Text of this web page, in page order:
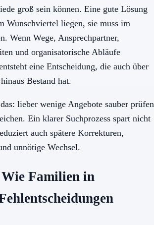
groß sein können. Eine gute Lösung
Wunschviertel liegen, sie muss im
Wenn Wege, Ansprechpartner,
und organisatorische Abläufe
eine Entscheidung, die auch über
Bestand hat.
lieber wenige Angebote sauber prüfen
Ein klarer Suchprozess spart nicht
auch spätere Korrekturen,
unnötige Wechsel.
Familien in